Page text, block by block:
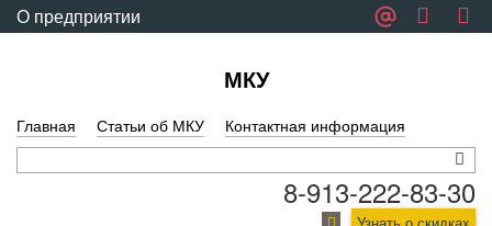
О предприятии
МКУ
Главная Статьи об МКУ Контактная информация
8-913-222-83-30